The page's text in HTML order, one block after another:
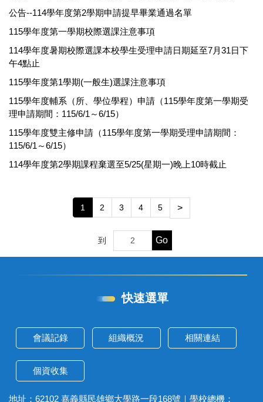
公告--114學年度第2學期申請提早畢業通過名單
115學年度第一學期校際選課注意事項
114學年度暑期校際選課本校學生受理申請日期延至7月31日下
午4點止
115學年度第1學期(一般生)選課注意事項
115學年度輔系（所、學位學程）申請（115學年度第一學期受
理申請期間：115/6/1～6/15）
115學年度雙主修申請（115學年度第一學期受理申請期間：
115/6/1～6/15）
114學年度第2學期課程棄選至5/25(星期一)晚上10時截止
1 2 3 4 5 >
到 Go
快速選單
會議記錄 組織概況 相關連結
個資收集
地址：62102 嘉義縣民雄鄉大學路一段168號｜學校總機：